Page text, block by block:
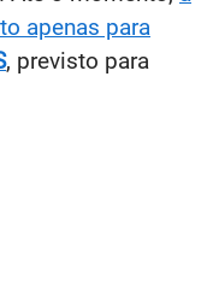
apenas para
, previsto para